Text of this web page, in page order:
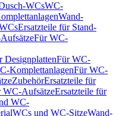
WCsWC-
Wand-
Ersatzteile für Stand-
Für WC-
DesignplattenFür WC-
KomplettanlagenFür WC-
ZubehörErsatzteile für
WC-AufsätzeErsatzteile für
WC-
WCs und WC-SitzeWand-